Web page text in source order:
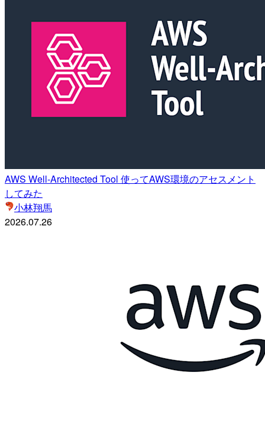
AWS Well-Architected Tool 使ってAWS環境のアセスメント
してみた
小林翔馬
2026.07.26